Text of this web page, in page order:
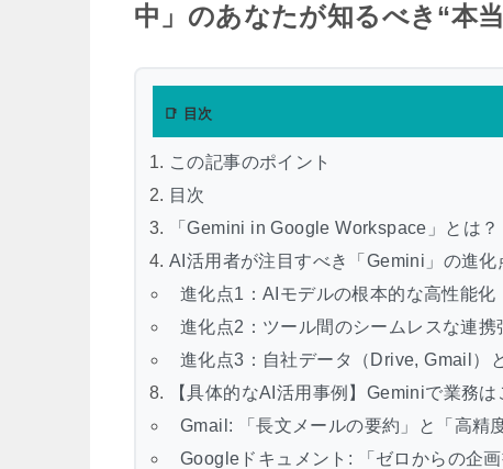
中」のあなたが知るべき“本
📑 目次
この記事のポイント
目次
「Gemini in Google Workspace」とは
AI活用者が注目すべき「Gemini」の進化
進化点1：AIモデルの根本的な高性能化
進化点2：ツール間のシームレスな連携
進化点3：自社データ（Drive, Gmail）
【具体的なAI活用事例】Geminiで業務は
Gmail: 「長文メールの要約」と「高精
Googleドキュメント: 「ゼロからの企